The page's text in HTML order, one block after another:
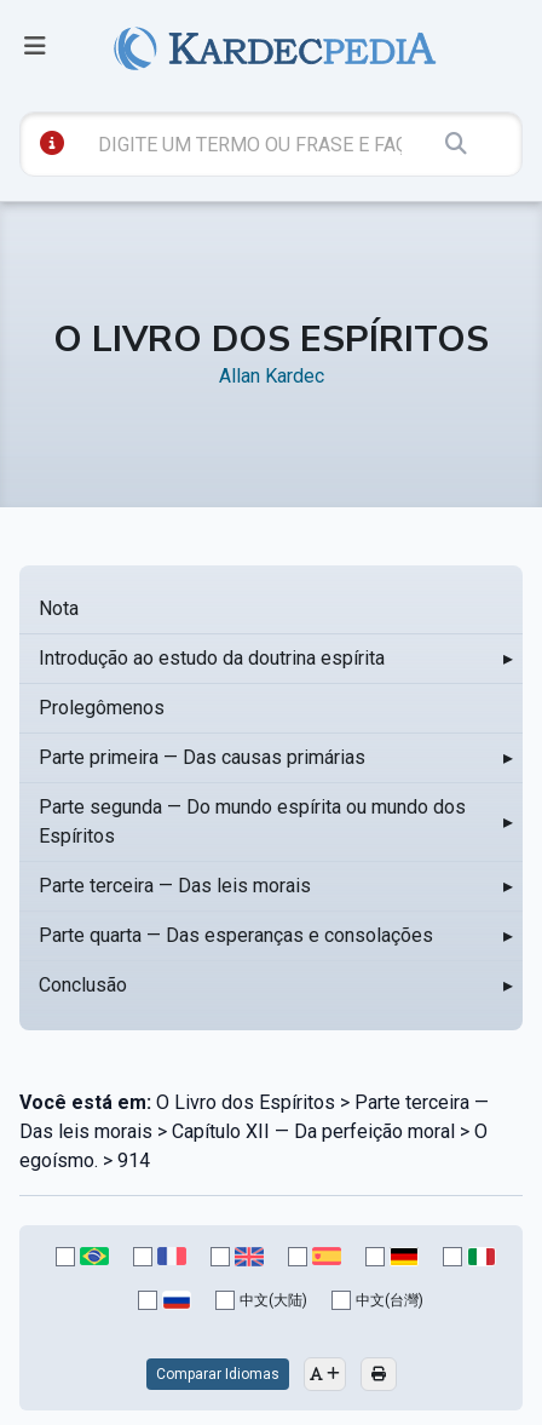
O LIVRO DOS ESPÍRITOS
Allan Kardec
Nota
Introdução ao estudo da doutrina espírita ▸
Prolegômenos
Parte primeira — Das causas primárias ▸
Parte segunda — Do mundo espírita ou mundo dos
Espíritos
▸
Parte terceira — Das leis morais ▸
Parte quarta — Das esperanças e consolações ▸
Conclusão ▸
Você está em: O Livro dos Espíritos > Parte terceira —
Das leis morais > Capítulo XII — Da perfeição moral > O
egoísmo. > 914
中文(大陆) 中文(台灣)
Comparar Idiomas